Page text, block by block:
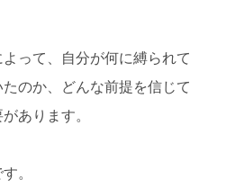
って、自分が何に縛られて
のか、どんな前提を信じて
あります。
。